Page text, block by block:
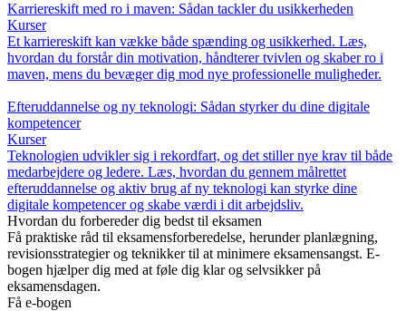
Karriereskift med ro i maven: Sådan tackler du usikkerheden
Kurser
Et karriereskift kan vække både spænding og usikkerhed. Læs,
hvordan du forstår din motivation, håndterer tvivlen og skaber ro i
maven, mens du bevæger dig mod nye professionelle muligheder.
Efteruddannelse og ny teknologi: Sådan styrker du dine digitale
kompetencer
Kurser
Teknologien udvikler sig i rekordfart, og det stiller nye krav til både
medarbejdere og ledere. Læs, hvordan du gennem målrettet
efteruddannelse og aktiv brug af ny teknologi kan styrke dine
digitale kompetencer og skabe værdi i dit arbejdsliv.
Hvordan du forbereder dig bedst til eksamen
Få praktiske råd til eksamensforberedelse, herunder planlægning,
revisionsstrategier og teknikker til at minimere eksamensangst. E-
bogen hjælper dig med at føle dig klar og selvsikker på
eksamensdagen.
Få e-bogen